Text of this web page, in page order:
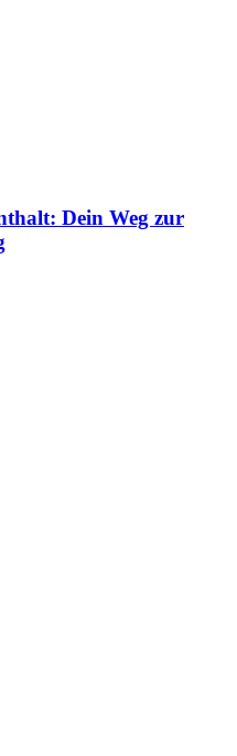
Dein Weg zur